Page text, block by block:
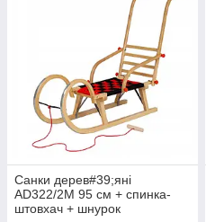
Санки дерев#39;яні
AD322/2M 95 см + спинка-
штовхач + шнурок